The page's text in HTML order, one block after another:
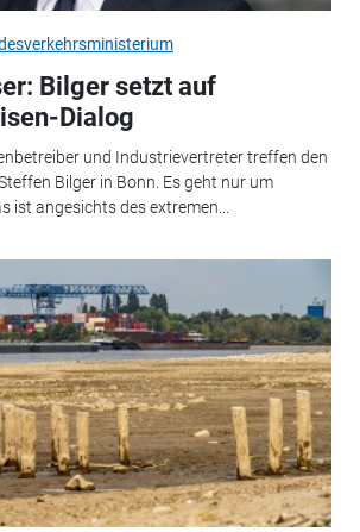
Bilger setzt auf
Dialog
und Industrievertreter treffen den
Bilger in Bonn. Es geht nur um
ist angesichts des extremen...